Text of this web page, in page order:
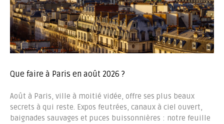
Que faire à Paris en août 2026 ?
Août à Paris, ville à moitié vidée, offre ses plus beaux
secrets à qui reste. Expos feutrées, canaux à ciel ouvert,
baignades sauvages et puces buissonnières : notre feuille